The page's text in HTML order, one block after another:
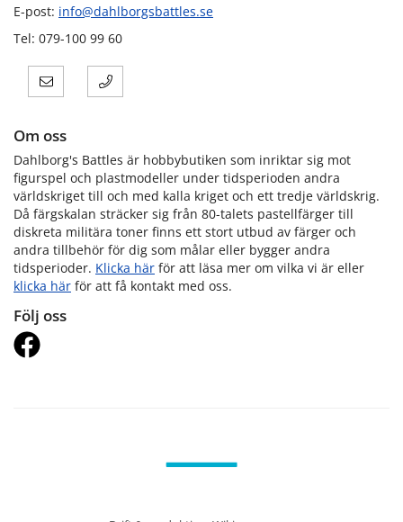
E-post: info@dahlborgsbattles.se
Tel: 079-100 99 60
Om oss
Dahlborg's Battles är hobbybutiken som inriktar sig mot
figurspel och plastmodeller under tidsperioden andra
världskriget till och med kalla kriget och ett tredje världskrig.
Då färgskalan sträcker sig från 80-talets pastellfärger till
diskreta militära toner finns ett stort utbud av färger och
andra tillbehör för dig som målar eller bygger andra
tidsperioder. Klicka här för att läsa mer om vilka vi är eller
klicka här för att få kontakt med oss.
Följ oss